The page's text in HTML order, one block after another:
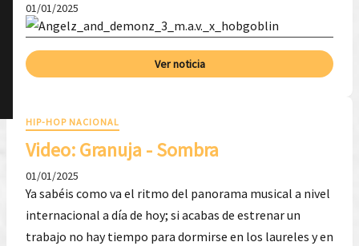
01/01/2025
Ver noticia
HIP-HOP NACIONAL
Video: Granuja - Sombra
01/01/2025
Ya sabéis como va el ritmo del panorama musical a nivel
internacional a día de hoy; si acabas de estrenar un
trabajo no hay tiempo para dormirse en los laureles y en